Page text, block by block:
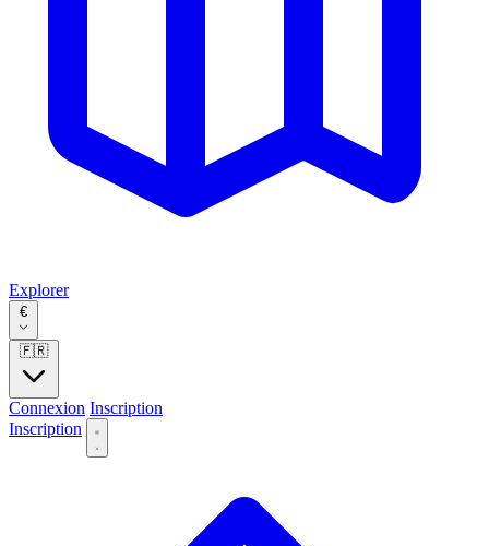
Explorer
€
🇫🇷
Connexion Inscription
Inscription